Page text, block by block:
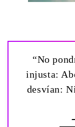
“No
injusta:
desvían: